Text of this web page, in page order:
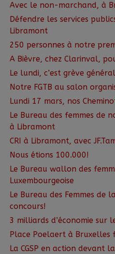
Avec le non-marchand, à
Défendre les services
Libramont
250 personnes à notre
A Bièvre, chez Clarinval,
Le lundi, c’est grève
Notre FGTB au salon
Lundi 17 mars, nos
Le Bureau des femmes de
à Libramont
CRI à Libramont, avec
Nous étions 100.000!
Le Bureau wallon des
Luxembourgeoise
Le Bureau des Femmes de
concours!
3 milliards d’économie sur
Place Poelaert à
La CGSP en action devant